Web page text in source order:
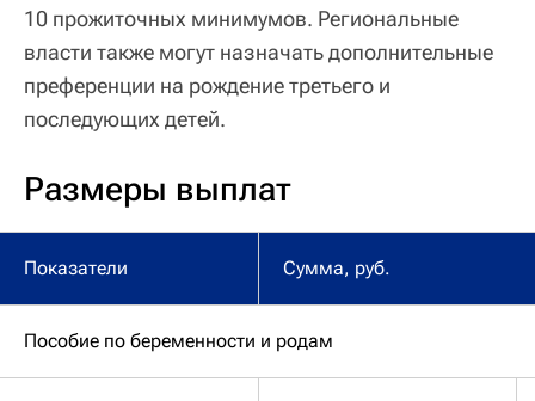
10 прожиточных минимумов. Региональные
власти также могут назначать дополнительные
преференции на рождение третьего и
последующих детей.
Размеры выплат
Показатели Сумма, руб.
Пособие по беременности и родам